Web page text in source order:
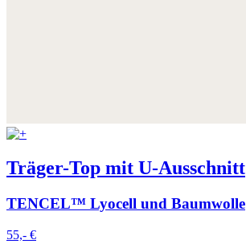
Träger-Top mit U-Ausschnitt
TENCEL™ Lyocell und Baumwolle
55,- €